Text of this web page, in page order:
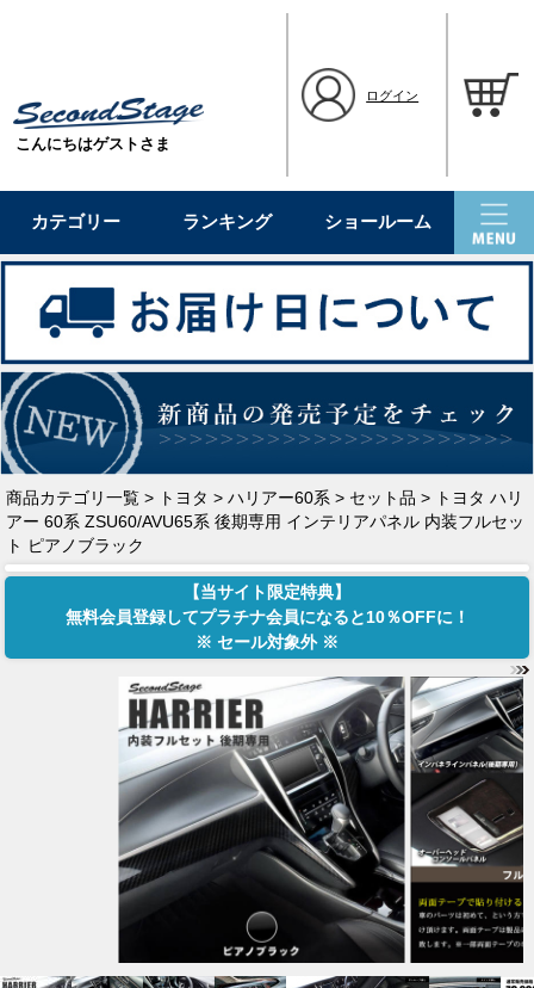
こんにちはゲストさま
ログイン
カテゴリー ランキング ショールーム
商品カテゴリ一覧 > トヨタ > ハリアー60系 > セット品 > トヨタ ハリ
アー 60系 ZSU60/AVU65系 後期専用 インテリアパネル 内装フルセッ
ト ピアノブラック
【当サイト限定特典】
無料会員登録してプラチナ会員になると10％OFFに！
※ セール対象外 ※